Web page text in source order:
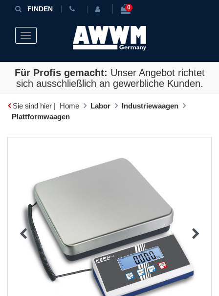
FINDEN 0
Toggle navigation
Für Profis gemacht: Unser Angebot richtet
sich ausschließlich an gewerbliche Kunden.
Sie sind hier | Home Labor
Industriewaagen
Plattformwaagen